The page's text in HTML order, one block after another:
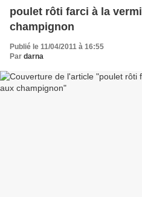
poulet rôti farci à la
champignon
Publié le 11/04/2011 à 16:55
Par darna